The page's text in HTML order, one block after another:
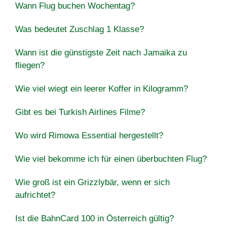
Wann Flug buchen Wochentag?
Was bedeutet Zuschlag 1 Klasse?
Wann ist die günstigste Zeit nach Jamaika zu
fliegen?
Wie viel wiegt ein leerer Koffer in Kilogramm?
Gibt es bei Turkish Airlines Filme?
Wo wird Rimowa Essential hergestellt?
Wie viel bekomme ich für einen überbuchten Flug?
Wie groß ist ein Grizzlybär, wenn er sich
aufrichtet?
Ist die BahnCard 100 in Österreich gültig?